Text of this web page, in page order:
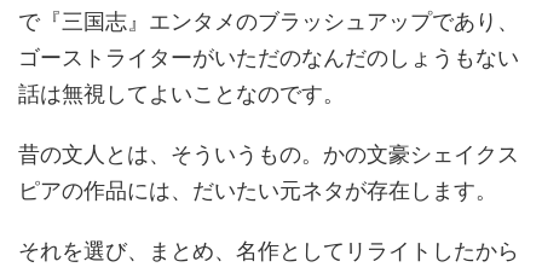
で『三国志』エンタメのブラッシュアップであり、
ゴーストライターがいただのなんだのしょうもない
話は無視してよいことなのです。
昔の文人とは、そういうもの。かの文豪シェイクス
ピアの作品には、だいたい元ネタが存在します。
それを選び、まとめ、名作としてリライトしたから